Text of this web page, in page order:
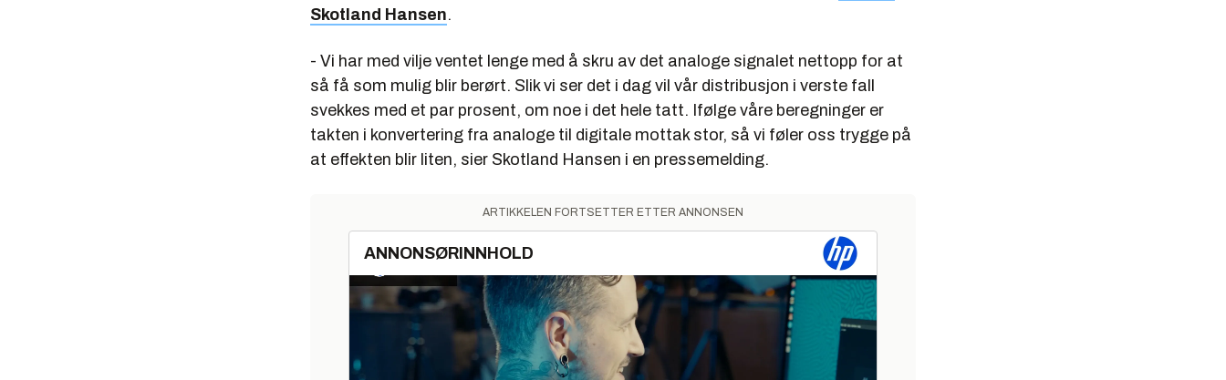
Skotland Hansen.
- Vi har med vilje ventet lenge med å skru av det analoge signalet nettopp for at
så få som mulig blir berørt. Slik vi ser det i dag vil vår distribusjon i verste fall
svekkes med et par prosent, om noe i det hele tatt. Ifølge våre beregninger er
takten i konvertering fra analoge til digitale mottak stor, så vi føler oss trygge på
at effekten blir liten, sier Skotland Hansen i en pressemelding.
ARTIKKELEN FORTSETTER ETTER ANNONSEN
ANNONSØRINNHOLD